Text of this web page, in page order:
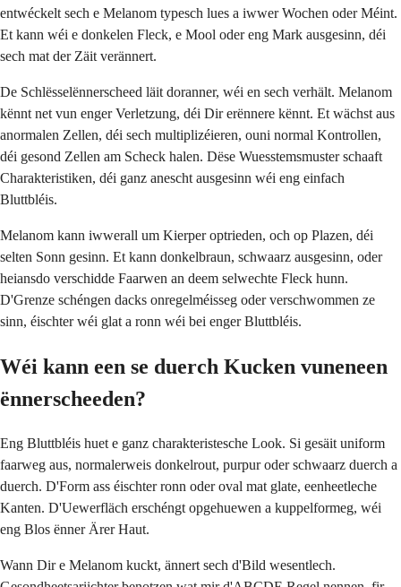
entwéckelt sech e Melanom typesch lues a iwwer Wochen oder Méint.
Et kann wéi e donkelen Fleck, e Mool oder eng Mark ausgesinn, déi
sech mat der Zäit verännert.
De Schlësselënnerscheed läit doranner, wéi en sech verhält. Melanom
kënnt net vun enger Verletzung, déi Dir erënnere kënnt. Et wächst aus
anormalen Zellen, déi sech multiplizéieren, ouni normal Kontrollen,
déi gesond Zellen am Scheck halen. Dëse Wuesstemsmuster schaaft
Charakteristiken, déi ganz anescht ausgesinn wéi eng einfach
Bluttbléis.
Melanom kann iwwerall um Kierper optrieden, och op Plazen, déi
selten Sonn gesinn. Et kann donkelbraun, schwaarz ausgesinn, oder
heiansdo verschidde Faarwen an deem selwechte Fleck hunn.
D'Grenze schéngen dacks onregelméisseg oder verschwommen ze
sinn, éischter wéi glat a ronn wéi bei enger Bluttbléis.
Wéi kann een se duerch Kucken vuneneen
ënnerscheeden?
Eng Bluttbléis huet e ganz charakteristesche Look. Si gesäit uniform
faarweg aus, normalerweis donkelrout, purpur oder schwaarz duerch a
duerch. D'Form ass éischter ronn oder oval mat glate, eenheetleche
Kanten. D'Uewerfläch erschéngt opgehuewen a kuppelformeg, wéi
eng Blos ënner Ärer Haut.
Wann Dir e Melanom kuckt, ännert sech d'Bild wesentlech.